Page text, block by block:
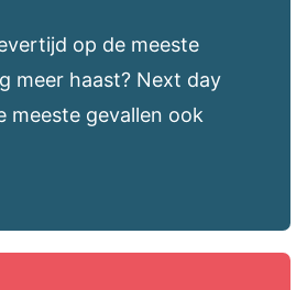
op de meeste
meer haast? Next day
meeste gevallen ook